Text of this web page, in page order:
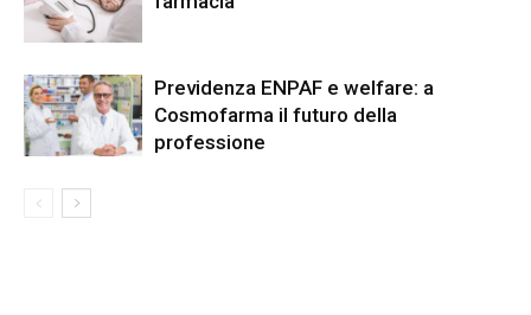
Previdenza ENPAF e welfare: a
Cosmofarma il futuro della
professione